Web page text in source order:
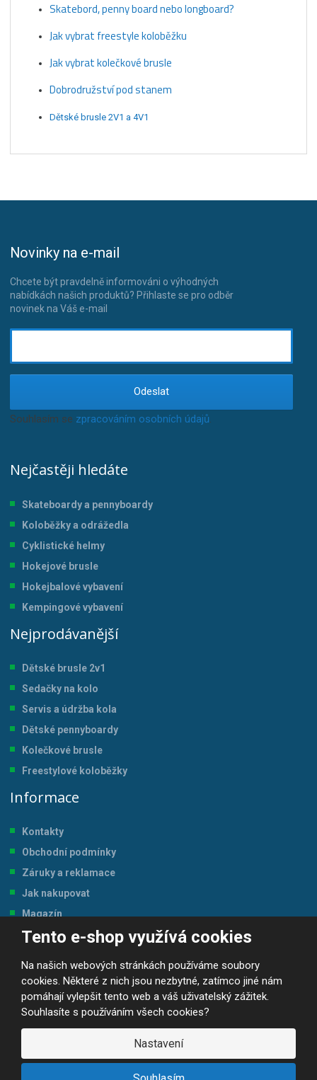
Tento e-shop využívá cookies
Na našich webových stránkách používáme soubory
cookies. Některé z nich jsou nezbytné, zatímco jiné nám
pomáhají vylepšit tento web a váš uživatelský zážitek.
Souhlasíte s používáním všech cookies?
Nastavení
Skatebord, penny board nebo longboard?
Jak vybrat freestyle koloběžku
Jak vybrat kolečkové brusle
Dobrodružství pod stanem
Dětské brusle 2V1 a 4V1
Novinky na e-mail
Chcete být pravdelně informováni o výhodných
nabídkách našich produktů? Přihlaste se pro odběr
novinek na Váš e-mail
Odeslat
Souhlasím se zpracováním osobních údajů.
Nejčastěji hledáte
Skateboardy a pennyboardy
Koloběžky a odrážedla
Cyklistické helmy
Hokejové brusle
Hokejbalové vybavení
Kempingové vybavení
Nejprodávanější
Dětské brusle 2v1
Sedačky na kolo
Servis a údržba kola
Dětské pennyboardy
Kolečkové brusle
Freestylové koloběžky
Informace
Kontakty
Obchodní podmínky
Záruky a reklamace
Jak nakupovat
Magazín
Tabulka velikostí
© 2026, JP-SPORT.CZ SPORTOVNÍ POTŘEBY
Prohlášení o přístupnosti |Mapa stránek ||GDPR
VYROBILA
R